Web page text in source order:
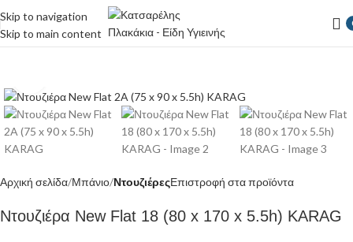
Skip to navigation
Skip to main content
Αρχική σελίδα Μπάνιο ΝτουζιέρεςΕπιστροφή στα προϊόντα
Ντουζιέρα New Flat 18 (80 x 170 x 5.5h) KARAG